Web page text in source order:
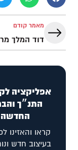
מאמר קודם
אפליקציה
התנ״ך
החדשה
קראו והאזינו
בעיצוב חדש